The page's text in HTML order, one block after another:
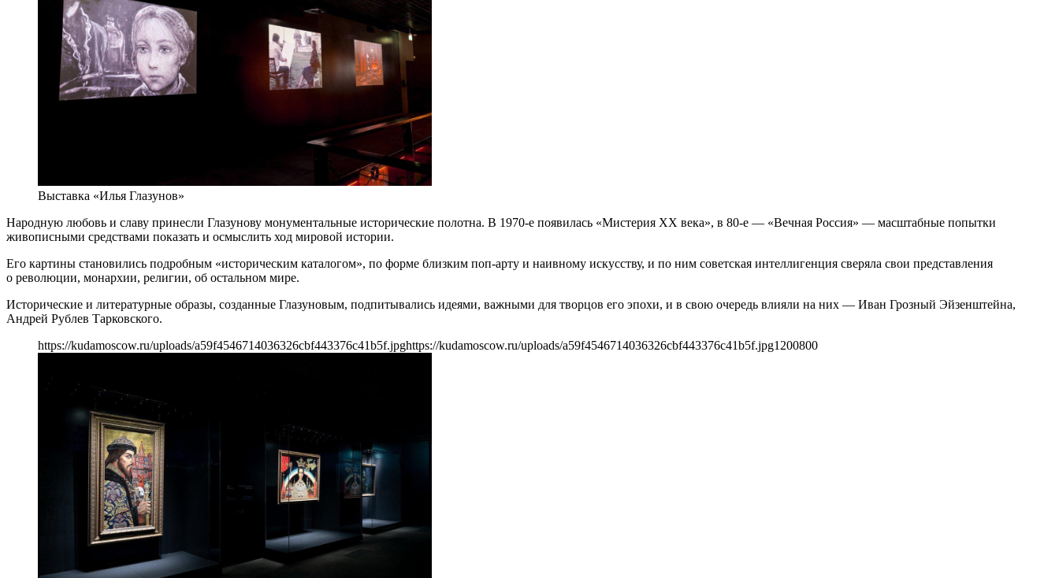
Выставка «Илья Глазунов»
Народную любовь и славу принесли Глазунову монументальные исторические полотна. В 1970-е появилась «Мистерия ХХ века», в 80-е — «Вечная Россия» — масштабные попытки
живописными средствами показать и осмыслить ход мировой истории.
Его картины становились подробным «историческим каталогом», по форме близким поп-арту и наивному искусству, и по ним советская интеллигенция сверяла свои представления
о революции, монархии, религии, об остальном мире.
Исторические и литературные образы, созданные Глазуновым, подпитывались идеями, важными для творцов его эпохи, и в свою очередь влияли на них — Иван Грозный Эйзенштейна,
Андрей Рублев Тарковского.
https://kudamoscow.ru/uploads/a59f4546714036326cbf443376c41b5f.jpghttps://kudamoscow.ru/uploads/a59f4546714036326cbf443376c41b5f.jpg1200800